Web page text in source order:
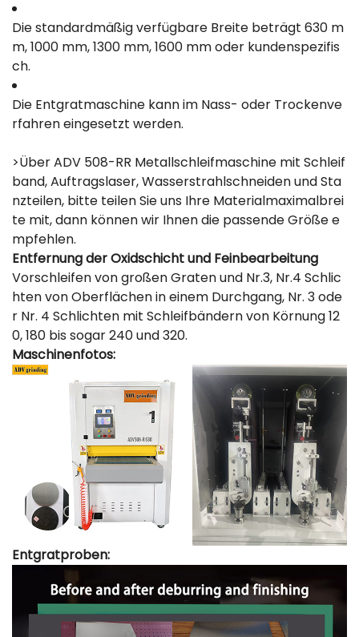
Die standardmäßig verfügbare Breite beträgt 630 m
m, 1000 mm, 1300 mm, 1600 mm oder kundenspezifis
ch.
Die Entgratmaschine kann im Nass- oder Trockenve
rfahren eingesetzt werden.
>Über ADV 508-RR Metallschleifmaschine mit Schleif
band, Auftragslaser, Wasserstrahlschneiden und Sta
nzteilen, bitte teilen Sie uns Ihre Materialmaximalbrei
te mit, dann können wir Ihnen die passende Größe e
mpfehlen.
Entfernung der Oxidschicht und Feinbearbeitung
Vorschleifen von großen Graten und Nr.3, Nr.4 Schlic
hten von Oberflächen in einem Durchgang, Nr. 3 ode
r Nr. 4 Schlichten mit Schleifbändern von Körnung 12
0, 180 bis sogar 240 und 320.
Maschinenfotos:
Entgratproben: